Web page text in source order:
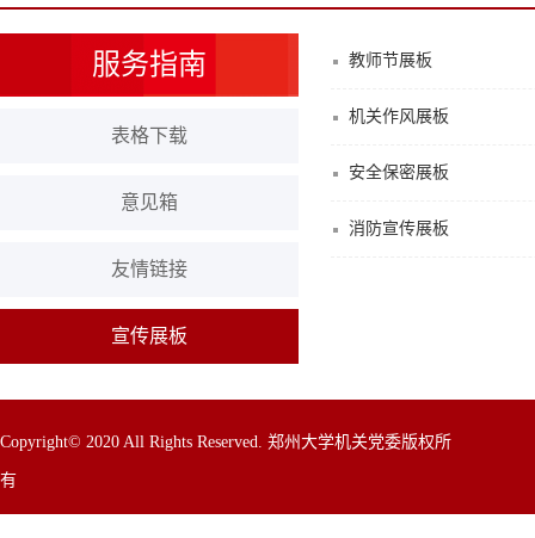
服务指南
表格下载
意见箱
友情链接
宣传展板
教师节展板
机关作风展板
安全保密展板
消防宣传展板
Copyright© 2020 All Rights Reserved. 郑州大学机关党委版权所
有